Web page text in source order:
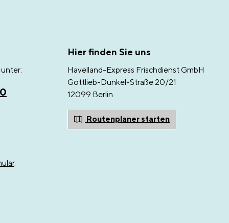
.
Hier finden Sie uns
Havelland-Express Frischdienst GmbH
Gottlieb-Dunkel-Straße 20/21
12099 Berlin
Routenplaner starten